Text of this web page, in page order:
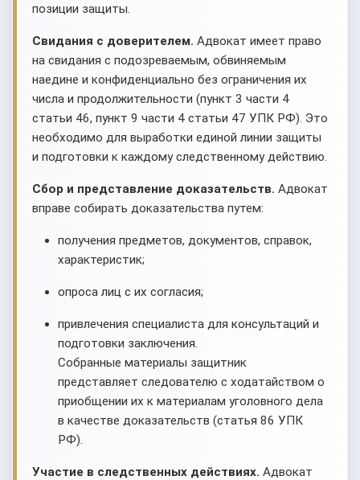
позиции защиты.
Свидания с доверителем. Адвокат имеет право
на свидания с подозреваемым, обвиняемым
наедине и конфиденциально без ограничения их
числа и продолжительности (пункт 3 части 4
статьи 46, пункт 9 части 4 статьи 47 УПК РФ). Это
необходимо для выработки единой линии защиты
и подготовки к каждому следственному действию.
Сбор и представление доказательств. Адвокат
вправе собирать доказательства путем:
получения предметов, документов, справок,
характеристик;
опроса лиц с их согласия;
привлечения специалиста для консультаций и
подготовки заключения.
Собранные материалы защитник
представляет следователю с ходатайством о
приобщении их к материалам уголовного дела
в качестве доказательств (статья 86 УПК
РФ).
Участие в следственных действиях. Адвокат